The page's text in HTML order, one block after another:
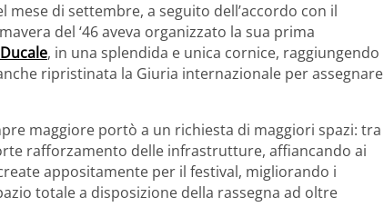
mese di settembre, a seguito dell’accordo con il
del ‘46 aveva organizzato la sua prima
, in una splendida e unica cornice, raggiungendo
ripristinata la Giuria internazionale per assegnare
maggiore portò a un richiesta di maggiori spazi: tra
rafforzamento delle infrastrutture, affiancando ai
appositamente per il festival, migliorando i
totale a disposizione della rassegna ad oltre